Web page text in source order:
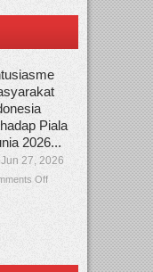
Piala
2026...
Jun 27, 2026
Off